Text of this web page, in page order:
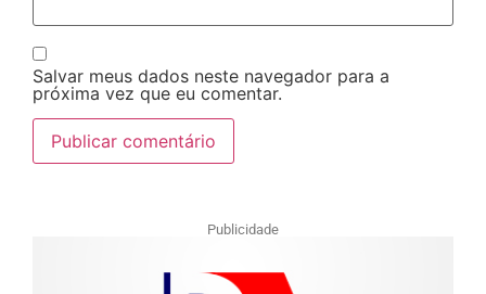
Salvar meus dados neste navegador para a
próxima vez que eu comentar.
Publicidade